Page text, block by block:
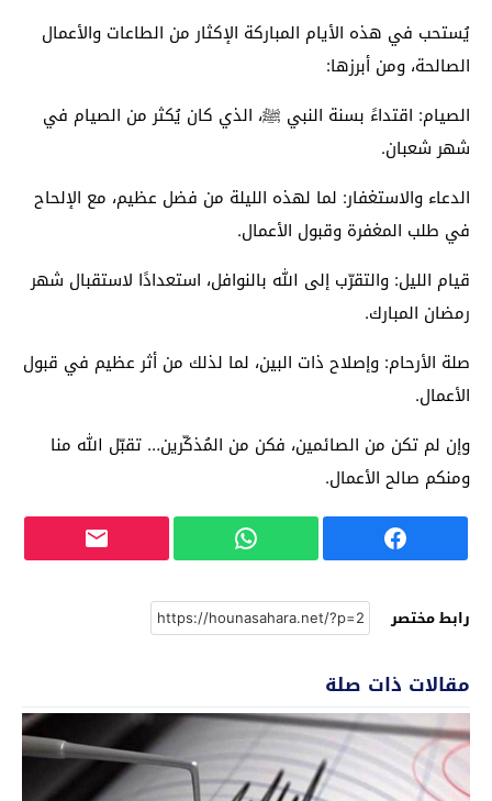
يُستحب في هذه الأيام المباركة الإكثار من الطاعات والأعمال
الصالحة، ومن أبرزها:
الصيام: اقتداءً بسنة النبي ﷺ، الذي كان يُكثر من الصيام في
شهر شعبان.
الدعاء والاستغفار: لما لهذه الليلة من فضل عظيم، مع الإلحاح
في طلب المغفرة وقبول الأعمال.
قيام الليل: والتقرّب إلى الله بالنوافل، استعدادًا لاستقبال شهر
رمضان المبارك.
صلة الأرحام: وإصلاح ذات البين، لما لذلك من أثر عظيم في قبول
الأعمال.
وإن لم تكن من الصائمين، فكن من المُذكّرين… تقبّل الله منا
ومنكم صالح الأعمال.
رابط مختصر
مقالات ذات صلة